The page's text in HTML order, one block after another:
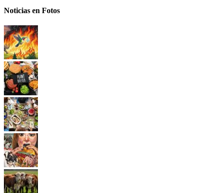
Noticias en Fotos